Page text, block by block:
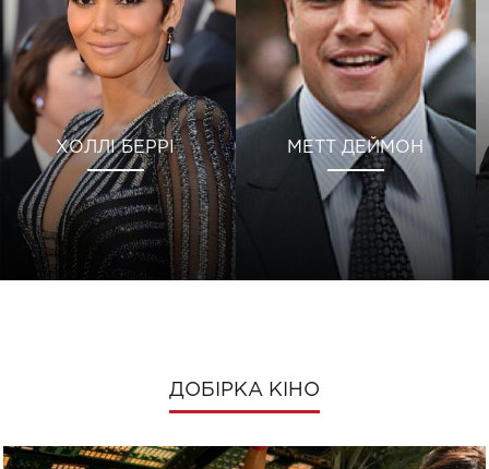
ХОЛЛІ БЕРРІ МЕТТ ДЕЙМОН
ДОБІРКА КІНО